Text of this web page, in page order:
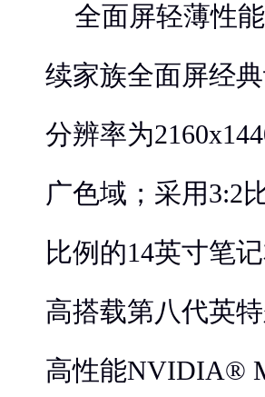
全面屏轻薄性
续家族全面屏经
分辨率为
广色域；采用3:2
比例的14英寸笔
高搭载第八代英
高性能NVIDIA®